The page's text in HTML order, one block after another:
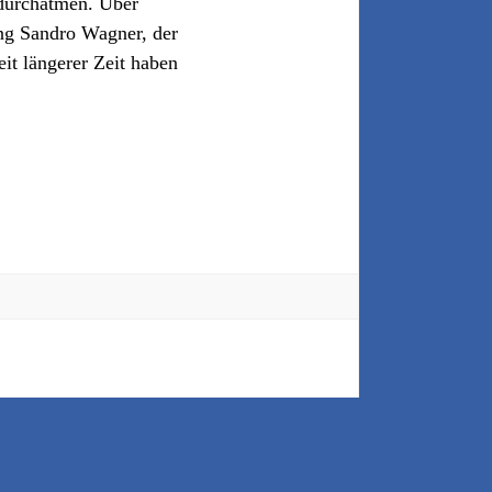
Sandro Wagner, der
längerer Zeit haben